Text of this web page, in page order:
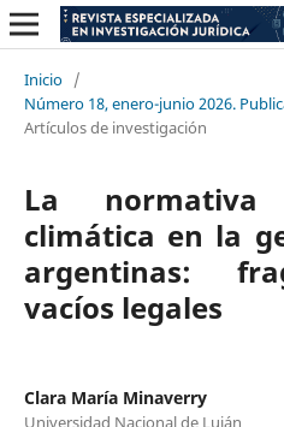
Inicio /
Número 18, enero-junio 2026.
Artículos de investigación
La
climática en la
argentinas:
vacíos legales
Clara María Minaverry
Universidad Nacional de Luján